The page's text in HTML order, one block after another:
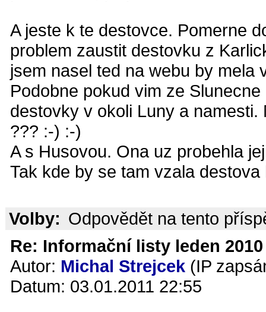
A jeste k te destovce. Pomerne
problem zaustit destovku z
jsem nasel ted na webu by
Podobne pokud vim ze
destovky v okoli Luny a
??? :-) :-)
A s Husovou. Ona uz probehla
Tak kde by se tam vzala
Volby: Odpovědět na tento
Re: Informační listy leden
Autor: Michal Strejcek (IP
Datum: 03.01.2011 22:55